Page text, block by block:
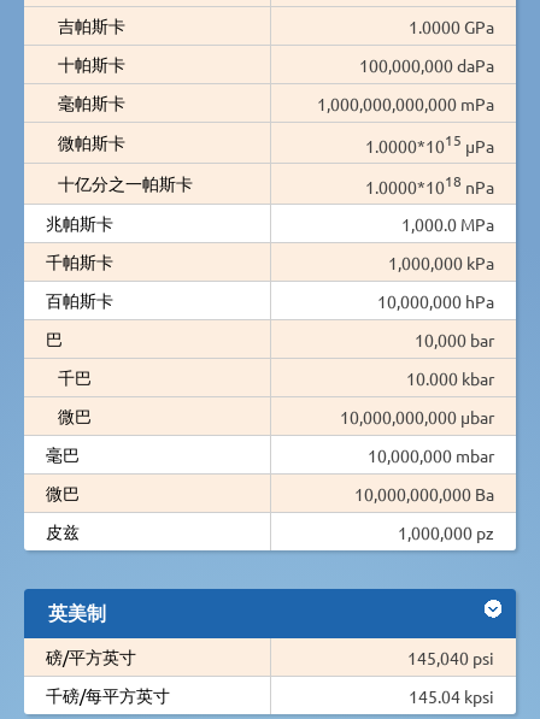
吉帕斯卡
1.0000 GPa
十帕斯卡
100,000,000 daPa
毫帕斯卡
1,000,000,000,000 mPa
微帕斯卡
1.0000*1015 µPa
十亿分之一帕斯卡
1.0000*1018 nPa
兆帕斯卡
1,000.0 MPa
千帕斯卡
1,000,000 kPa
百帕斯卡
10,000,000 hPa
巴
10,000 bar
千巴
10.000 kbar
微巴
10,000,000,000 µbar
毫巴
10,000,000 mbar
微巴
10,000,000,000 Ba
皮兹
1,000,000 pz
英美制
磅/平方英寸
145,040 psi
千磅/每平方英寸
145.04 kpsi